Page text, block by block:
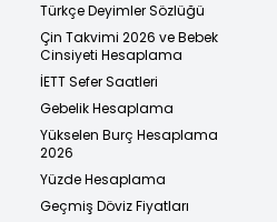
Türkçe Deyimler Sözlüğü
Çin Takvimi 2026 ve Bebek
Cinsiyeti Hesaplama
İETT Sefer Saatleri
Gebelik Hesaplama
Yükselen Burç Hesaplama
2026
Yüzde Hesaplama
Geçmiş Döviz Fiyatları